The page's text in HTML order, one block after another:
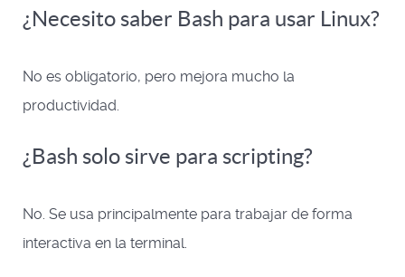
¿Necesito saber Bash para usar Linux?
No es obligatorio, pero mejora mucho la
productividad.
¿Bash solo sirve para scripting?
No. Se usa principalmente para trabajar de forma
interactiva en la terminal.